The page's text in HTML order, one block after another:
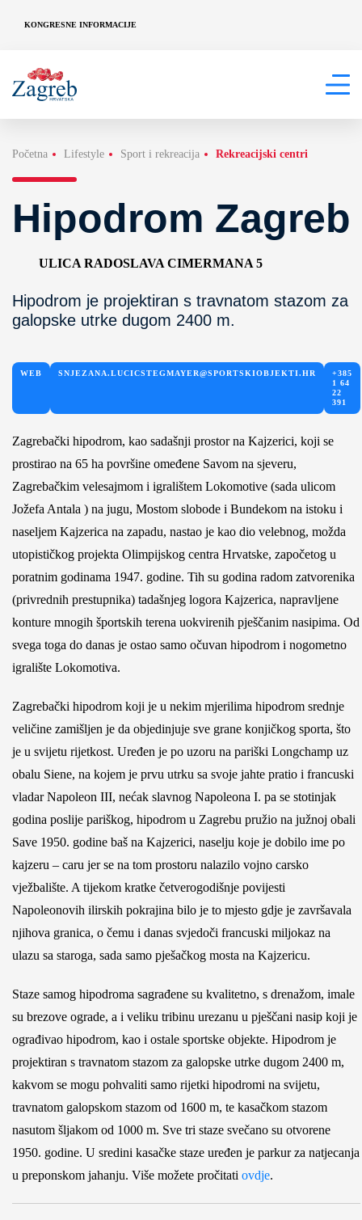
KONGRESNE INFORMACIJE
Početna Lifestyle Sport i rekreacija Rekreacijski centri
Hipodrom Zagreb
ULICA RADOSLAVA CIMERMANA 5
Hipodrom je projektiran s travnatom stazom za
galopske utrke dugom 2400 m.
WEB SNJEZANA.LUCICSTEGMAYER@SPORTSKIOBJEKTI.HR
+385
1 64
22
391
Zagrebački hipodrom, kao sadašnji prostor na Kajzerici, koji se
prostirao na 65 ha površine omeđene Savom na sjeveru,
Zagrebačkim velesajmom i igralištem Lokomotive (sada ulicom
Jožefa Antala ) na jugu, Mostom slobode i Bundekom na istoku i
naseljem Kajzerica na zapadu, nastao je kao dio velebnog, možda
utopističkog projekta Olimpijskog centra Hrvatske, započetog u
poratnim godinama 1947. godine. Tih su godina radom zatvorenika
(privrednih prestupnika) tadašnjeg logora Kajzerica, napravljene
konture mnogih športskih terena uokvirenih pješčanim nasipima. Od
svega toga do danas je ostao samo očuvan hipodrom i nogometno
igralište Lokomotiva.
Zagrebački hipodrom koji je u nekim mjerilima hipodrom srednje
veličine zamišljen je da objedinjuje sve grane konjičkog sporta, što
je u svijetu rijetkost. Uređen je po uzoru na pariški Longchamp uz
obalu Siene, na kojem je prvu utrku sa svoje jahte pratio i francuski
vladar Napoleon III, nećak slavnog Napoleona I. pa se stotinjak
godina poslije pariškog, hipodrom u Zagrebu pružio na južnoj obali
Save 1950. godine baš na Kajzerici, naselju koje je dobilo ime po
kajzeru – caru jer se na tom prostoru nalazilo vojno carsko
vježbalište. A tijekom kratke četverogodišnje povijesti
Napoleonovih ilirskih pokrajina bilo je to mjesto gdje je završavala
njihova granica, o čemu i danas svjedoči francuski miljokaz na
ulazu sa staroga, sada samo pješačkog mosta na Kajzericu.
Staze samog hipodroma sagrađene su kvalitetno, s drenažom, imale
su brezove ograde, a i veliku tribinu urezanu u pješčani nasip koji je
ograđivao hipodrom, kao i ostale sportske objekte. Hipodrom je
projektiran s travnatom stazom za galopske utrke dugom 2400 m,
kakvom se mogu pohvaliti samo rijetki hipodromi na svijetu,
travnatom galopskom stazom od 1600 m, te kasačkom stazom
nasutom šljakom od 1000 m. Sve tri staze svečano su otvorene
1950. godine. U sredini kasačke staze uređen je parkur za natjecanja
u preponskom jahanju. Više možete pročitati ovdje.